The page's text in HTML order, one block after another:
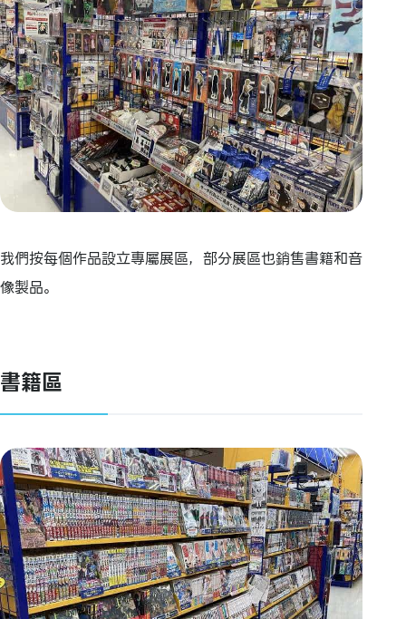
我們按每個作品設立專屬展區，部分展區也銷售書籍和音
像製品。
書籍區